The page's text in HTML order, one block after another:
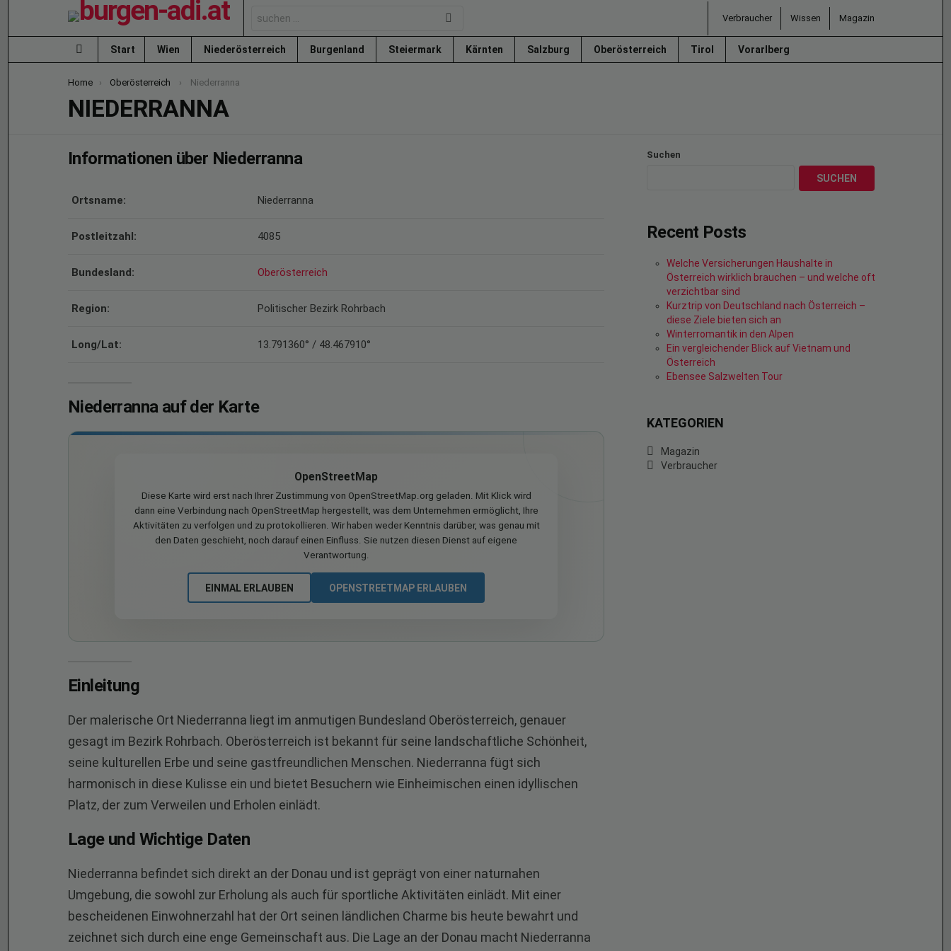
for:
Verbraucher Wissen Magazin
Menu
Start Wien Niederösterreich Burgenland Steiermark Kärnten Salzburg Oberösterreich Tirol Vorarlberg
You are here:
Home Oberösterreich Niederranna
NIEDERRANNA
Informationen über Niederranna
Ortsname: Niederranna
Postleitzahl: 4085
Bundesland: Oberösterreich
Region: Politischer Bezirk Rohrbach
Long/Lat: 13.791360° / 48.467910°
Niederranna auf der Karte
OpenStreetMap
Diese Karte wird erst nach Ihrer Zustimmung von OpenStreetMap.org geladen. Mit Klick wird
dann eine Verbindung nach OpenStreetMap hergestellt, was dem Unternehmen ermöglicht, Ihre
Aktivitäten zu verfolgen und zu protokollieren. Wir haben weder Kenntnis darüber, was genau mit
den Daten geschieht, noch darauf einen Einfluss. Sie nutzen diesen Dienst auf eigene
Verantwortung.
EINMAL ERLAUBEN OPENSTREETMAP ERLAUBEN
Einleitung
Der malerische Ort Niederranna liegt im anmutigen Bundesland Oberösterreich, genauer
gesagt im Bezirk Rohrbach. Oberösterreich ist bekannt für seine landschaftliche Schönheit,
seine kulturellen Erbe und seine gastfreundlichen Menschen. Niederranna fügt sich
harmonisch in diese Kulisse ein und bietet Besuchern wie Einheimischen einen idyllischen
Platz, der zum Verweilen und Erholen einlädt.
Lage und Wichtige Daten
Niederranna befindet sich direkt an der Donau und ist geprägt von einer naturnahen
Umgebung, die sowohl zur Erholung als auch für sportliche Aktivitäten einlädt. Mit einer
bescheidenen Einwohnerzahl hat der Ort seinen ländlichen Charme bis heute bewahrt und
zeichnet sich durch eine enge Gemeinschaft aus. Die Lage an der Donau macht Niederranna
Suchen
SUCHEN
Recent Posts
Welche Versicherungen Haushalte in
Österreich wirklich brauchen – und welche oft
verzichtbar sind
Kurztrip von Deutschland nach Österreich –
diese Ziele bieten sich an
Winterromantik in den Alpen
Ein vergleichender Blick auf Vietnam und
Österreich
Ebensee Salzwelten Tour
KATEGORIEN
Magazin
Verbraucher